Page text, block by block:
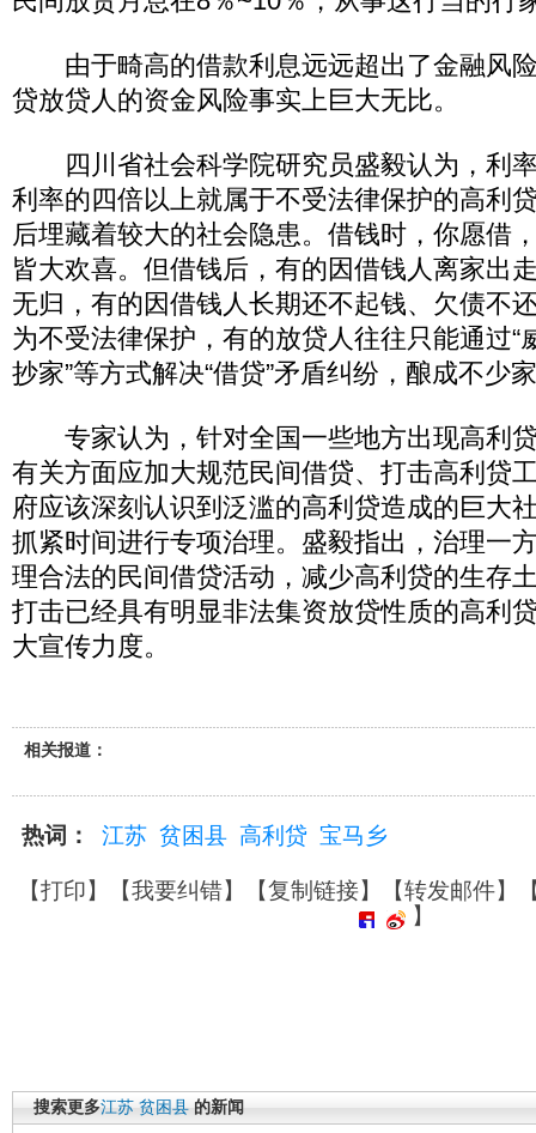
由于畸高的借款利息远远超出了金融风
贷放贷人的资金风险事实上巨大无比。
四川省社会科学院研究员盛毅认为，利
利率的四倍以上就属于不受法律保护的高利
后埋藏着较大的社会隐患。借钱时，你愿借
皆大欢喜。但借钱后，有的因借钱人离家出
无归，有的因借钱人长期还不起钱、欠债不
为不受法律保护，有的放贷人往往只能通过“
抄家”等方式解决“借贷”矛盾纠纷，酿成不少
专家认为，针对全国一些地方出现高利
有关方面应加大规范民间借贷、打击高利贷
府应该深刻认识到泛滥的高利贷造成的巨大
抓紧时间进行专项治理。盛毅指出，治理一
理合法的民间借贷活动，减少高利贷的生存
打击已经具有明显非法集资放贷性质的高利
大宣传力度。
相关报道：
热词： 江苏 贫困县 高利贷 宝马乡
【打印】【我要纠错】【复制链接】【转发邮件】
】
搜索更多江苏 贫困县 的新闻